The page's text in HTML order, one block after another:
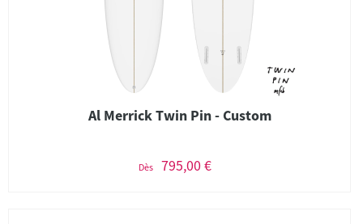
Al Merrick Twin Pin - Custom
Dès 795,00 €